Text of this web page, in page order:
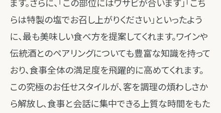
らは特製の塩でお召し上がりください」といったよう
に、最も美味しい食べ方を提案してくれます。ワインや
伝統酒とのペアリングについても豊富な知識を持って
おり、食事全体の満足度を飛躍的に高めてくれます。
この究極のお任せスタイルが、客を調理の煩わしさか
ら解放し、食事と会話に集中できる上質な時間をもた